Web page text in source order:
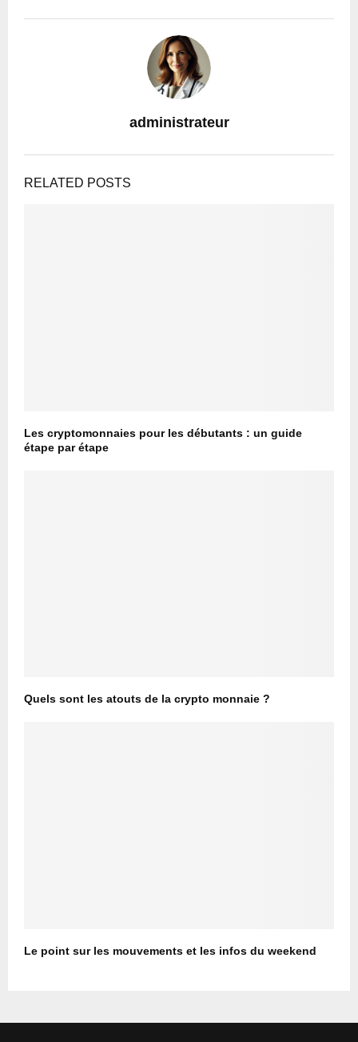
administrateur
RELATED POSTS
Les cryptomonnaies pour les débutants : un guide
étape par étape
Quels sont les atouts de la crypto monnaie ?
Le point sur les mouvements et les infos du weekend